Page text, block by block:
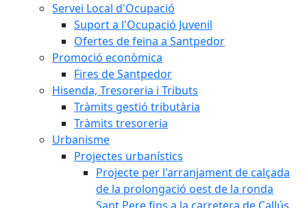
Servei Local d'Ocupació
Suport a l'Ocupació Juvenil
Ofertes de feina a Santpedor
Promoció econòmica
Fires de Santpedor
Hisenda, Tresoreria i Tributs
Tràmits gestió tributària
Tràmits tresoreria
Urbanisme
Projectes urbanístics
Projecte per l'arranjament de calçada
de la prolongació oest de la ronda